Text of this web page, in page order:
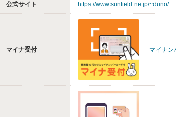
公式サイト https://www.sunfield.ne.jp/~duno/
マイナ受付 マイナン